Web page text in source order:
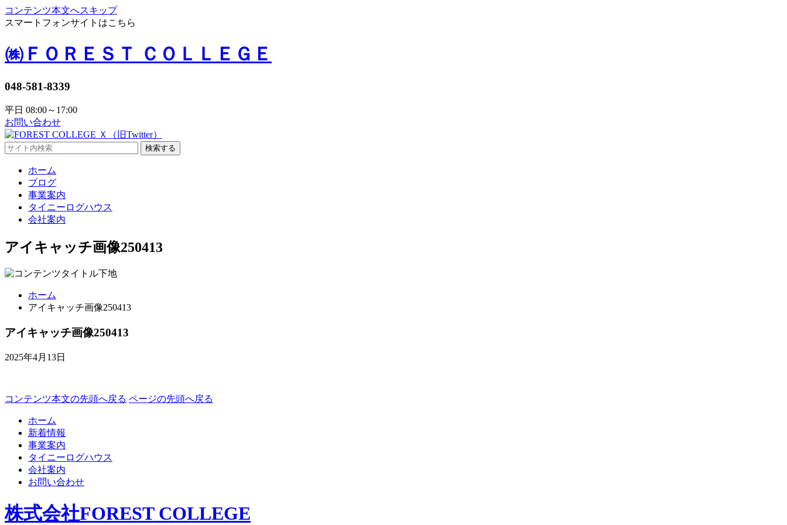
コンテンツ本文へスキップ
スマートフォンサイトはこちら
㈱ＦＯＲＥＳＴ ＣＯＬＬＥＧＥ
048-581-8339
平日 08:00～17:00
お問い合わせ
検索する
ホーム
ブログ
事業案内
タイニーログハウス
会社案内
アイキャッチ画像250413
ホーム
アイキャッチ画像250413
アイキャッチ画像250413
2025年4月13日
コンテンツ本文の先頭へ戻る ページの先頭へ戻る
ホーム
新着情報
事業案内
タイニーログハウス
会社案内
お問い合わせ
株式会社FOREST COLLEGE